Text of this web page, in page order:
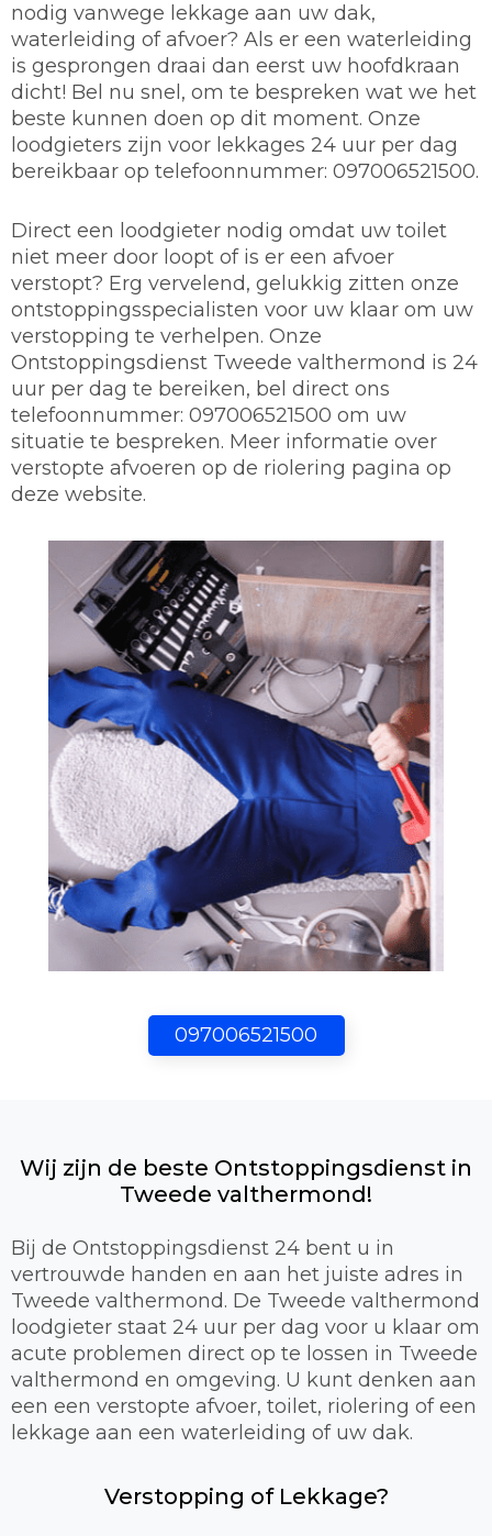
097006521500
nodig vanwege lekkage aan uw dak,
waterleiding of afvoer? Als er een waterleiding
is gesprongen draai dan eerst uw hoofdkraan
dicht! Bel nu snel, om te bespreken wat we het
beste kunnen doen op dit moment. Onze
loodgieters zijn voor lekkages 24 uur per dag
bereikbaar op telefoonnummer: 097006521500.
Direct een loodgieter nodig omdat uw toilet
niet meer door loopt of is er een afvoer
verstopt? Erg vervelend, gelukkig zitten onze
ontstoppingsspecialisten voor uw klaar om uw
verstopping te verhelpen. Onze
Ontstoppingsdienst Tweede valthermond is 24
uur per dag te bereiken, bel direct ons
telefoonnummer: 097006521500 om uw
situatie te bespreken. Meer informatie over
verstopte afvoeren op de riolering pagina op
deze website.
Wij zijn de beste Ontstoppingsdienst in
Tweede valthermond!
Bij de Ontstoppingsdienst 24 bent u in
vertrouwde handen en aan het juiste adres in
Tweede valthermond. De Tweede valthermond
loodgieter staat 24 uur per dag voor u klaar om
acute problemen direct op te lossen in Tweede
valthermond en omgeving. U kunt denken aan
een een verstopte afvoer, toilet, riolering of een
lekkage aan een waterleiding of uw dak.
Verstopping of Lekkage?